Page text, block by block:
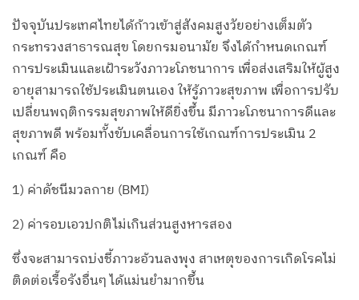
ปัจจุบันประเทศไทยได้ก้าวเข้าสู่สังคมสูงวัยอย่างเต็มตัว
กระทรวงสาธารณสุข โดยกรมอนามัย จึงได้กำหนดเกณฑ์
การประเมินและเฝ้าระวังภาวะโภชนาการ เพื่อส่งเสริมให้ผู้สูง
อายุสามารถใช้ประเมินตนเอง ให้รู้ภาวะสุขภาพ เพื่อการปรับ
เปลี่ยนพฤติกรรมสุขภาพให้ดียิ่งขึ้น มีภาวะโภชนาการดีและ
สุขภาพดี พร้อมทั้งขับเคลื่อนการใช้เกณฑ์การประเมิน 2
เกณฑ์ คือ
1) ค่าดัชนีมวลกาย (BMI)
2) ค่ารอบเอวปกติไม่เกินส่วนสูงหารสอง
ซึ่งจะสามารถบ่งชี้ภาวะอ้วนลงพุง สาเหตุของการเกิดโรคไม่
ติดต่อเรื้อรังอื่นๆ ได้แม่นยำมากขึ้น